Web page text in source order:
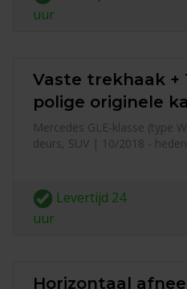
uur
Vaste trekhaak +
polige originele
Mercedes GLE-klasse (type
deurs, SUV | 10/2018 - heden
Levertijd 24
uur
Horizontaal